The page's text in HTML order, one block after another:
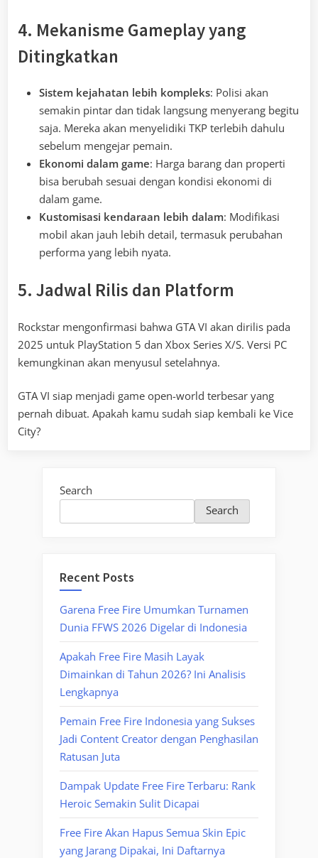
4. Mekanisme Gameplay yang
Ditingkatkan
Sistem kejahatan lebih kompleks: Polisi akan
semakin pintar dan tidak langsung menyerang begitu
saja. Mereka akan menyelidiki TKP terlebih dahulu
sebelum mengejar pemain.
Ekonomi dalam game: Harga barang dan properti
bisa berubah sesuai dengan kondisi ekonomi di
dalam game.
Kustomisasi kendaraan lebih dalam: Modifikasi
mobil akan jauh lebih detail, termasuk perubahan
performa yang lebih nyata.
5. Jadwal Rilis dan Platform
Rockstar mengonfirmasi bahwa GTA VI akan dirilis pada
2025 untuk PlayStation 5 dan Xbox Series X/S. Versi PC
kemungkinan akan menyusul setelahnya.
GTA VI siap menjadi game open-world terbesar yang
pernah dibuat. Apakah kamu sudah siap kembali ke Vice
City?
Search
Search
Recent Posts
Garena Free Fire Umumkan Turnamen
Dunia FFWS 2026 Digelar di Indonesia
Apakah Free Fire Masih Layak
Dimainkan di Tahun 2026? Ini Analisis
Lengkapnya
Pemain Free Fire Indonesia yang Sukses
Jadi Content Creator dengan Penghasilan
Ratusan Juta
Dampak Update Free Fire Terbaru: Rank
Heroic Semakin Sulit Dicapai
Free Fire Akan Hapus Semua Skin Epic
yang Jarang Dipakai, Ini Daftarnya